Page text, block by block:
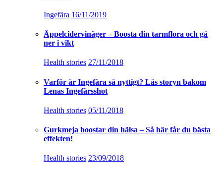
Ingefära 16/11/2019
Äppelcidervinäger – Boosta din tarmflora och gå
ner i vikt
Health stories 27/11/2018
Varför är Ingefära så nyttigt? Läs storyn bakom
Lenas Ingefärsshot
Health stories 05/11/2018
Gurkmeja boostar din hälsa – Så här får du bästa
effekten!
Health stories 23/09/2018